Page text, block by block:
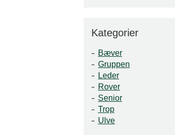
Kategorier
Bæver
Gruppen
Leder
Rover
Senior
Trop
Ulve